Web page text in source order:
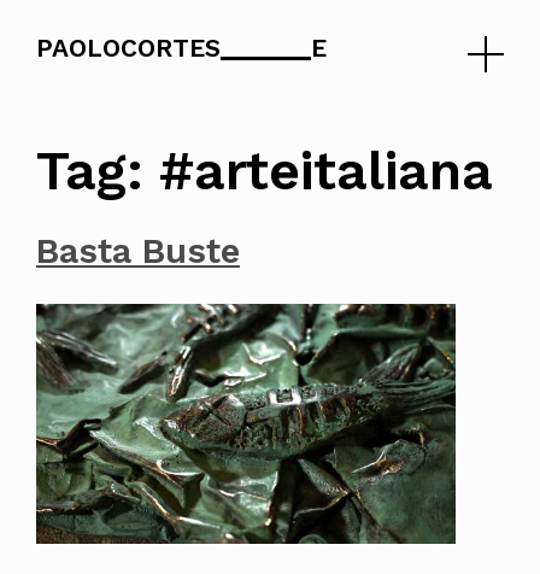
content
PAOLOCORTES E
Tag: #arteitaliana
Basta Buste